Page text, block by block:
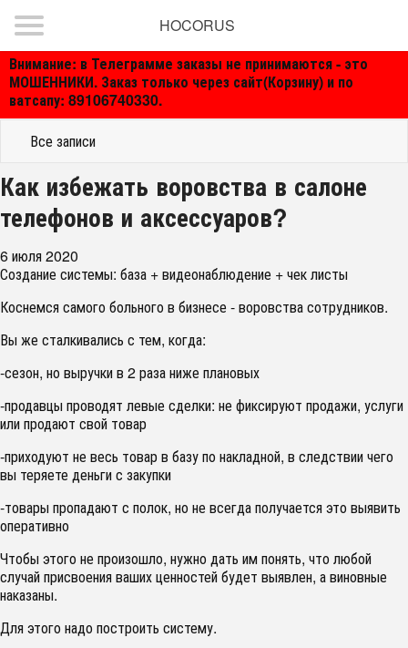
Внимание: в Телеграмме заказы не принимаются - это
МОШЕННИКИ. Заказ только через сайт(Корзину) и по
ватсапу: 89106740330.
HOCORUS
Все записи
Как избежать воровства в салоне
телефонов и аксессуаров?
6 июля 2020
Создание системы: база + видеонаблюдение + чек листы
Коснемся самого больного в бизнесе - воровства сотрудников.
Вы же сталкивались с тем, когда:
-сезон, но выручки в 2 раза ниже плановых
-продавцы проводят левые сделки: не фиксируют продажи, услуги
или продают свой товар
-приходуют не весь товар в базу по накладной, в следствии чего
вы теряете деньги с закупки
-товары пропадают с полок, но не всегда получается это выявить
оперативно
Чтобы этого не произошло, нужно дать им понять, что любой
случай присвоения ваших ценностей будет выявлен, а виновные
наказаны.
Для этого надо построить систему.